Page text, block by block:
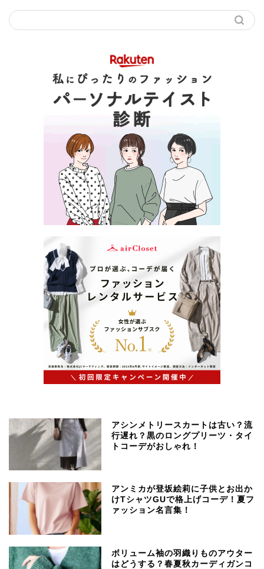
アシンメトリースカートは古い？流
行遅れ？黒のロングプリーツ・タイ
トコーデがおしゃれ！
アンミカが登坂絵莉に子供とお出か
けTシャツGUで格上げコーデ！夏フ
ァッション名言集！
ボリューム袖の羽織りものアウター
はどうする？春夏秋カーディガンコ